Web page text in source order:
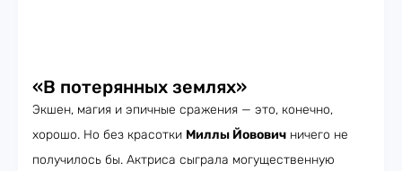
«В потерянных землях»
Экшен, магия и эпичные сражения — это, конечно,
хорошо. Но без красотки Миллы Йовович ничего не
получилось бы. Актриса сыграла могущественную